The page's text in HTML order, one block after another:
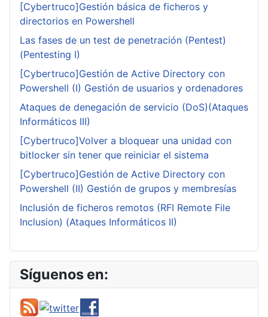
[Cybertruco]Gestión básica de ficheros y
directorios en Powershell
Las fases de un test de penetración (Pentest)
(Pentesting I)
[Cybertruco]Gestión de Active Directory con
Powershell (I) Gestión de usuarios y ordenadores
Ataques de denegación de servicio (DoS)(Ataques
Informáticos III)
[Cybertruco]Volver a bloquear una unidad con
bitlocker sin tener que reiniciar el sistema
[Cybertruco]Gestión de Active Directory con
Powershell (II) Gestión de grupos y membresías
Inclusión de ficheros remotos (RFI Remote File
Inclusion) (Ataques Informáticos II)
Síguenos en: